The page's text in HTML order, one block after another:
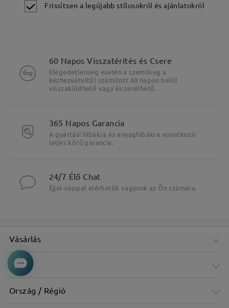
Frissítsen a legújabb stílusokról és ajánlatokról
60 Napos Visszatérítés és Csere
Elégedetlenség esetén a szemüveg a
kézhezvételtől számított 60 napon belül
visszaküldhető vagy kicserélhető.
365 Napos Garancia
A gyártási hibákra és anyaghibákra vonatkozó
teljes körű garancia.
24/7 Élő Chat
Éjjel-nappal elérhetők vagyunk az Ön számára.
Vásárlás
Cég
Ország / Régió